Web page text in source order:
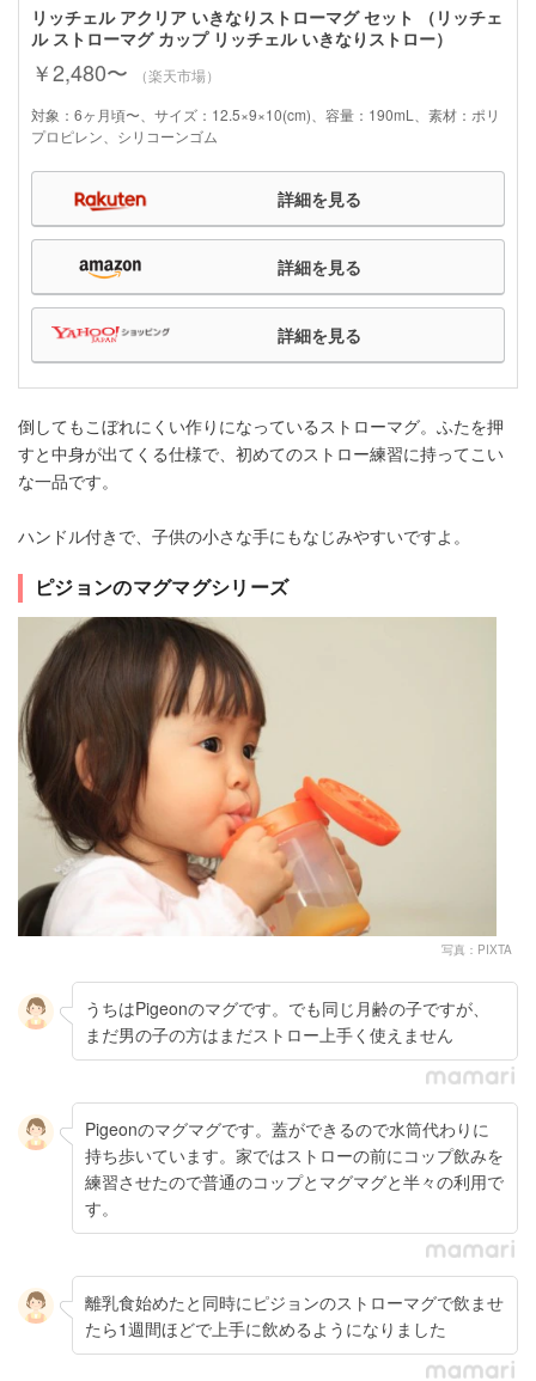
リッチェル アクリア いきなりストローマグ セット （リッチェ
ル ストローマグ カップ リッチェル いきなりストロー）
￥2,480〜
（楽天市場）
対象：6ヶ月頃〜、サイズ：12.5×9×10(cm)、容量：190mL、素材：ポリ
プロピレン、シリコーンゴム
詳細を見る
詳細を見る
詳細を見る
倒してもこぼれにくい作りになっているストローマグ。ふたを押
すと中身が出てくる仕様で、初めてのストロー練習に持ってこい
な一品です。
ハンドル付きで、子供の小さな手にもなじみやすいですよ。
ピジョンのマグマグシリーズ
写真：PIXTA
うちはPigeonのマグです。でも同じ月齢の子ですが、
まだ男の子の方はまだストロー上手く使えません
Pigeonのマグマグです。蓋ができるので水筒代わりに
持ち歩いています。家ではストローの前にコップ飲みを
練習させたので普通のコップとマグマグと半々の利用で
す。
離乳食始めたと同時にピジョンのストローマグで飲ませ
たら1週間ほどで上手に飲めるようになりました